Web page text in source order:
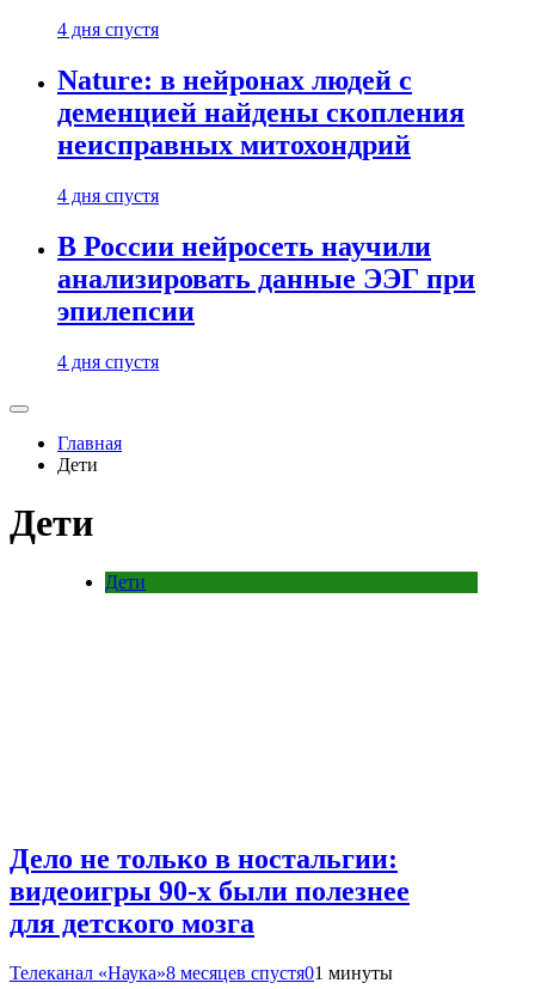
4 дня спустя
Nature: в нейронах людей с
деменцией найдены скопления
неисправных митохондрий
4 дня спустя
В России нейросеть научили
анализировать данные ЭЭГ при
эпилепсии
4 дня спустя
Главная
Дети
Дети
Дети
Дело не только в ностальгии:
видеоигры 90-х были полезнее
для детского мозга
Телеканал «Наука»8 месяцев спустя01 минуты